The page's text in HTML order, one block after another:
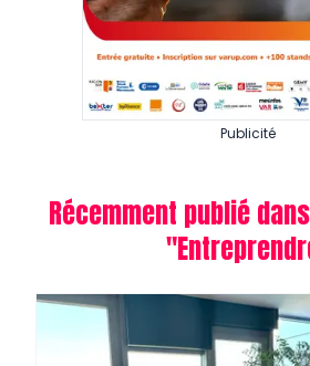
Publicité
Récemment publié
"